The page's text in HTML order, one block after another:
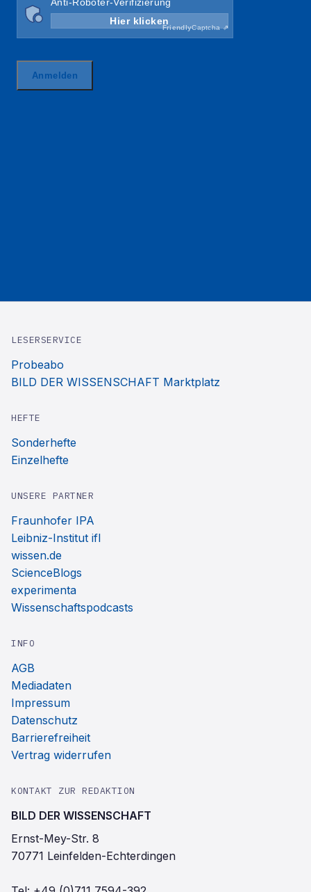
LESERSERVICE
Probeabo
BILD DER WISSENSCHAFT Marktplatz
HEFTE
Sonderhefte
Einzelhefte
UNSERE PARTNER
Fraunhofer IPA
Leibniz-Institut ifl
wissen.de
ScienceBlogs
experimenta
Wissenschaftspodcasts
INFO
AGB
Mediadaten
Impressum
Datenschutz
Barrierefreiheit
Vertrag widerrufen
KONTAKT ZUR REDAKTION
BILD DER WISSENSCHAFT
Ernst-Mey-Str. 8
70771 Leinfelden-Echterdingen